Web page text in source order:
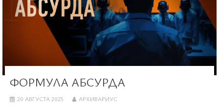
ФОРМУЛА АБСУРДА
20 АВГУСТА 2025 АРХИВАРИУС